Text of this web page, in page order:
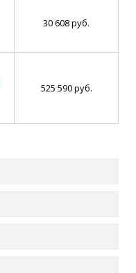
30 608 руб.
525 590 руб.